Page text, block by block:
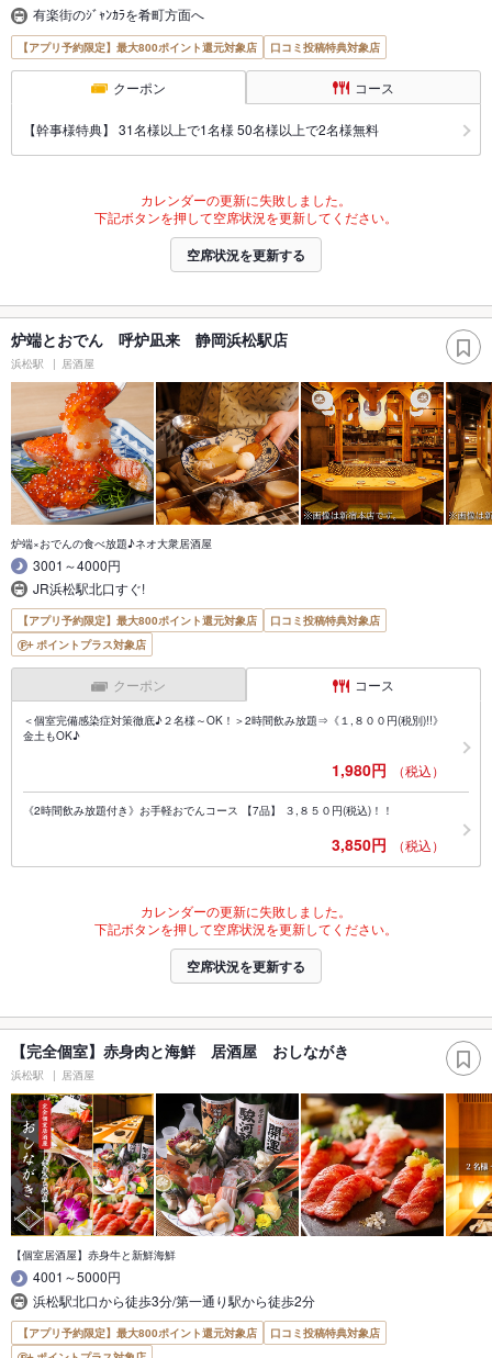
有楽街のｼﾞｬﾝｶﾗを肴町方面へ
【アプリ予約限定】最大800ポイント還元対象店 口コミ投稿特典対象店
クーポン コース
【幹事様特典】 31名様以上で1名様 50名様以上で2名様無料
カレンダーの更新に失敗しました。
下記ボタンを押して空席状況を更新してください。
空席状況を更新する
炉端とおでん 呼炉凪来 静岡浜松駅店
浜松駅 居酒屋
炉端×おでんの食べ放題♪ネオ大衆居酒屋
3001～4000円
JR浜松駅北口すぐ!
【アプリ予約限定】最大800ポイント還元対象店
口コミ投稿特典対象店
ポイントプラス対象店
クーポン コース
＜個室完備感染症対策徹底♪２名様～OK！＞2時間飲み放題⇒《１,８００円(税別)!!》
金土もOK♪
1,980円 （税込）
《2時間飲み放題付き》お手軽おでんコース 【7品】 ３,８５０円(税込)！！
3,850円 （税込）
カレンダーの更新に失敗しました。
下記ボタンを押して空席状況を更新してください。
空席状況を更新する
【完全個室】赤身肉と海鮮 居酒屋 おしながき
浜松駅 居酒屋
【個室居酒屋】赤身牛と新鮮海鮮
4001～5000円
浜松駅北口から徒歩3分/第一通り駅から徒歩2分
【アプリ予約限定】最大800ポイント還元対象店
口コミ投稿特典対象店